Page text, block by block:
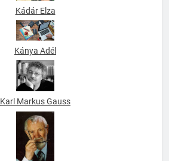
Kádár Elza
Kánya Adél
Karl Markus Gauss